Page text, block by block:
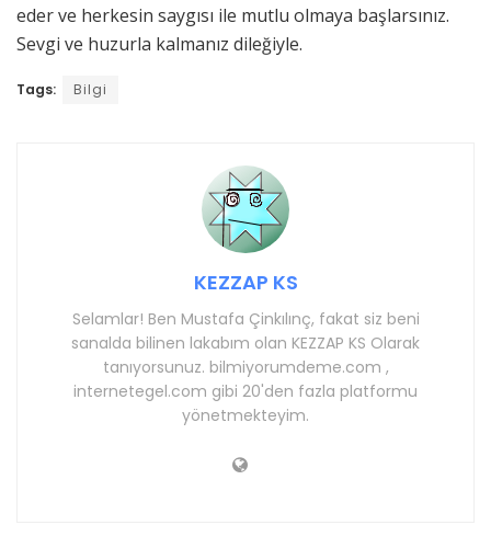
eder ve herkesin saygısı ile mutlu olmaya başlarsınız.
Sevgi ve huzurla kalmanız dileğiyle.
Tags: Bilgi
KEZZAP KS
Selamlar! Ben Mustafa Çinkılınç, fakat siz beni
sanalda bilinen lakabım olan KEZZAP KS Olarak
tanıyorsunuz. bilmiyorumdeme.com ,
internetegel.com gibi 20'den fazla platformu
yönetmekteyim.